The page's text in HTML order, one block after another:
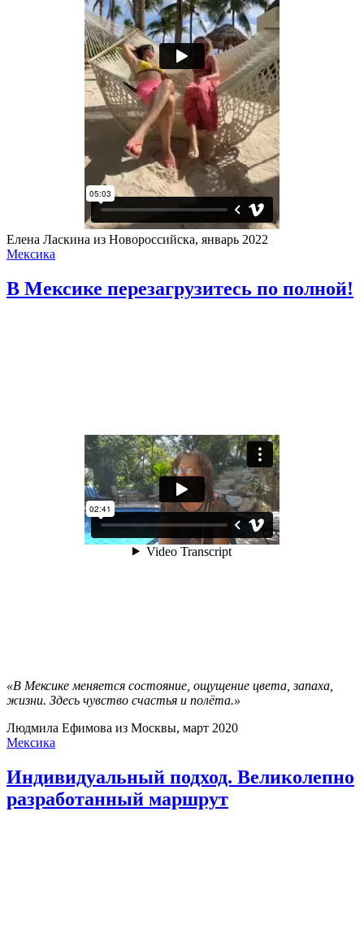
Елена Ласкина из Новороссийска, январь 2022
Мексика
В Мексике перезагрузитесь по полной!
«В Мексике меняется состояние, ощущение цвета, запаха,
жизни. Здесь чувство счастья и полёта.»
Людмила Ефимова из Москвы, март 2020
Мексика
Индивидуальный подход. Великолепно
разработанный маршрут